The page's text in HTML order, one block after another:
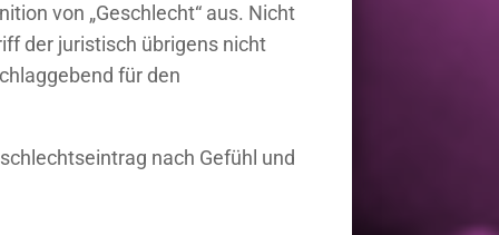
von „Geschlecht“ aus. Nicht
der juristisch übrigens nicht
für den
nach Gefühl und